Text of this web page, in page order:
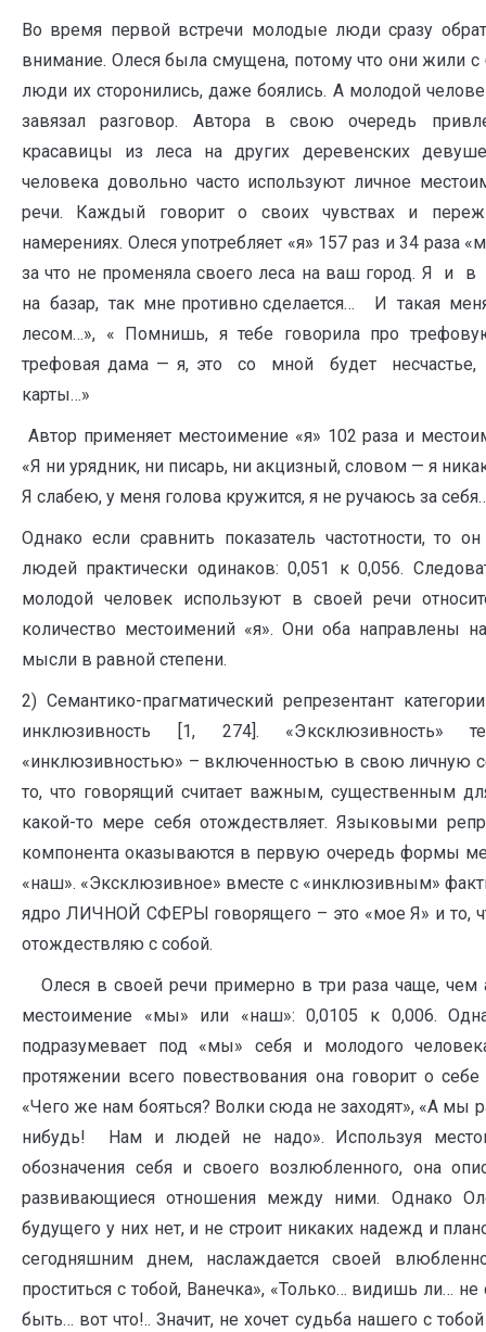
Во время первой встречи молодые люди сразу
внимание. Олеся была смущена, потому что они жили
люди их сторонились, даже боялись. А молодой
завязал разговор. Автора в свою очередь
красавицы из леса на других деревенских
человека довольно часто используют личное
речи. Каждый говорит о своих чувствах и
намерениях. Олеся употребляет «я» 157 раз и 34 раза
за что не променяла своего леса на ваш город. Я и
на базар, так мне противно сделается… И такая
лесом…», « Помнишь, я тебе говорила про
трефовая дама — я, это со мной будет
карты…»
Автор применяет местоимение «я» 102 раза и
«Я ни урядник, ни писарь, ни акцизный, словом — я
Я слабею, у меня голова кружится, я не ручаюсь за
Однако если сравнить показатель частотности, то
людей практически одинаков: 0,051 к 0,056.
молодой человек используют в своей речи
количество местоимений «я». Они оба направлены
мысли в равной степени.
2) Семантико-прагматический репрезентант
инклюзивность [1, 274]. «Эксклюзивность»
«инклюзивностью» – включенностью в свою личную
то, что говорящий считает важным, существенным
какой-то мере себя отождествляет. Языковыми
компонента оказываются в первую очередь формы
«наш». «Эксклюзивное» вместе с «инклюзивным»
ядро ЛИЧНОЙ СФЕРЫ говорящего – это «мое Я» и то,
отождествляю с собой.
Олеся в своей речи примерно в три раза чаще, чем
местоимение «мы» или «наш»: 0,0105 к 0,006.
подразумевает под «мы» себя и молодого
протяжении всего повествования она говорит о
«Чего же нам бояться? Волки сюда не заходят», «А мы
нибудь! Нам и людей не надо». Используя
обозначения себя и своего возлюбленного, она
развивающиеся отношения между ними. Однако
будущего у них нет, и не строит никаких надежд и
сегодняшним днем, наслаждается своей
проститься с тобой, Ванечка», «Только… видишь ли…
быть… вот что!.. Значит, не хочет судьба нашего с